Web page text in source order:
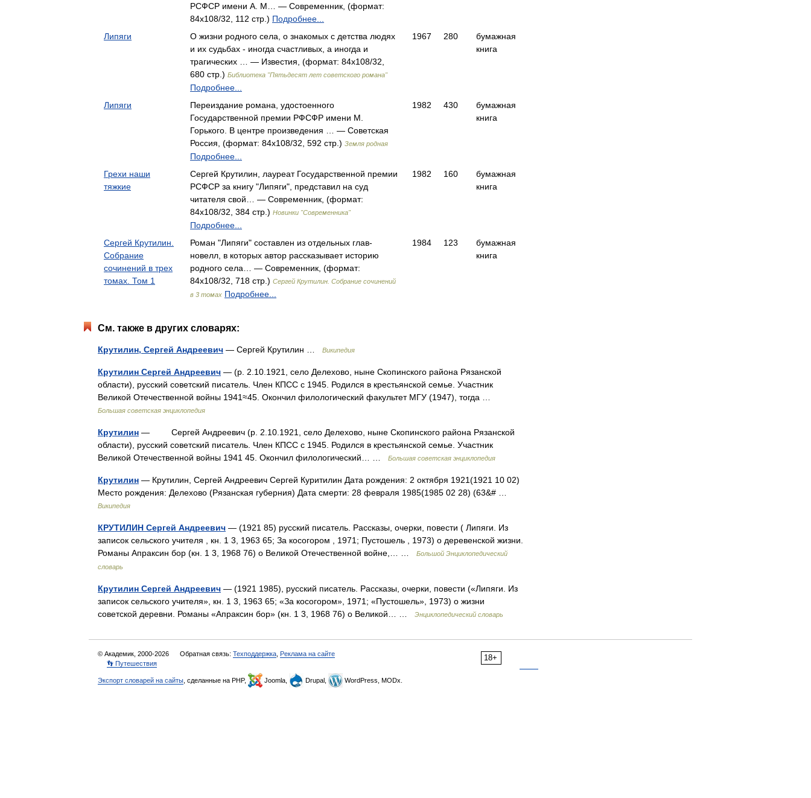
РСФСР имени А. М… — Современник, (формат:
84x108/32, 112 стр.) Подробнее...
Липяги
О жизни родного села, о знакомых с детства людях
и их судьбах - иногда счастливых, а иногда и
трагических … — Известия, (формат: 84x108/32,
680 стр.) Библиотека "Пятьдесят лет советского романа"
Подробнее...
1967 280
бумажная
книга
Липяги
Переиздание романа, удостоенного
Государственной премии РФСФР имени М.
Горького. В центре произведения … — Советская
Россия, (формат: 84x108/32, 592 стр.) Земля родная
Подробнее...
1982 430
бумажная
книга
Грехи наши
тяжкие
Сергей Крутилин, лауреат Государственной премии
РСФСР за книгу "Липяги", представил на суд
читателя свой… — Современник, (формат:
84x108/32, 384 стр.) Новинки "Современника"
Подробнее...
1982 160
бумажная
книга
Сергей Крутилин.
Собрание
сочинений в трех
томах. Том 1
Роман "Липяги" составлен из отдельных глав-
новелл, в которых автор рассказывает историю
родного села… — Современник, (формат:
84x108/32, 718 стр.) Сергей Крутилин. Собрание сочинений
в 3 томах Подробнее...
1984 123
бумажная
книга
См. также в других словарях:
Крутилин, Сергей Андреевич — Сергей Крутилин … Википедия
Крутилин Сергей Андреевич — (р. 2.10.1921, село Делехово, ныне Скопинского района Рязанской
области), русский советский писатель. Член КПСС с 1945. Родился в крестьянской семье. Участник
Великой Отечественной войны 1941≈45. Окончил филологический факультет МГУ (1947), тогда …
Большая советская энциклопедия
Крутилин — Сергей Андреевич (р. 2.10.1921, село Делехово, ныне Скопинского района Рязанской
области), русский советский писатель. Член КПСС с 1945. Родился в крестьянской семье. Участник
Великой Отечественной войны 1941 45. Окончил филологический… …
Большая советская энциклопедия
Крутилин — Крутилин, Сергей Андреевич Сергей Куритилин Дата рождения: 2 октября 1921(1921 10 02)
Место рождения: Делехово (Рязанская губерния) Дата смерти: 28 февраля 1985(1985 02 28) (63&# …
Википедия
КРУТИЛИН Сергей Андреевич — (1921 85) русский писатель. Рассказы, очерки, повести ( Липяги. Из
записок сельского учителя , кн. 1 3, 1963 65; За косогором , 1971; Пустошель , 1973) о деревенской жизни.
Романы Апраксин бор (кн. 1 3, 1968 76) о Великой Отечественной войне,… …
Большой Энциклопедический
словарь
Крутилин Сергей Андреевич — (1921 1985), русский писатель. Рассказы, очерки, повести («Липяги. Из
записок сельского учителя», кн. 1 3, 1963 65; «За косогором», 1971; «Пустошель», 1973) о жизни
советской деревни. Романы «Апраксин бор» (кн. 1 3, 1968 76) о Великой… …
Энциклопедический словарь
18+
© Академик, 2000-2026 Обратная связь: Техподдержка Реклама на сайте
👣 Путешествия
Экспорт словарей на сайты , сделанные на PHP, Joomla, Drupal, WordPress, MODx.